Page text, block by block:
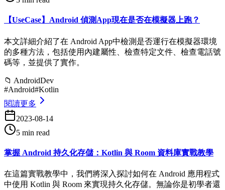
【UseCase】Android 偵測App現在是否在模擬器上跑？
本文詳細介紹了在 Android App中檢測是否運行在模擬器環境
的多種方法，包括使用內建屬性、檢查特定文件、檢查電話號
碼等，並提供了實作。
📁 AndroidDev
#Android#Kotlin
閱讀更多
2023-08-14
5 min read
掌握 Android 持久化存儲：Kotlin 與 Room 資料庫實戰教學
在這篇實戰教學中，我們將深入探討如何在 Android 應用程式
中使用 Kotlin 與 Room 來實現持久化存儲。無論你是初學者還